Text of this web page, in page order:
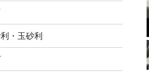
・玉砂利